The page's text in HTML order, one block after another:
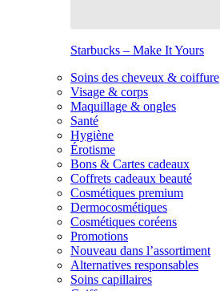
Starbucks – Make It Yours
Soins des cheveux & coiffure
Visage & corps
Maquillage & ongles
Santé
Hygiène
Érotisme
Bons & Cartes cadeaux
Coffrets cadeaux beauté
Cosmétiques premium
Dermocosmétiques
Cosmétiques coréens
Promotions
Nouveau dans l’assortiment
Alternatives responsables
Soins capillaires